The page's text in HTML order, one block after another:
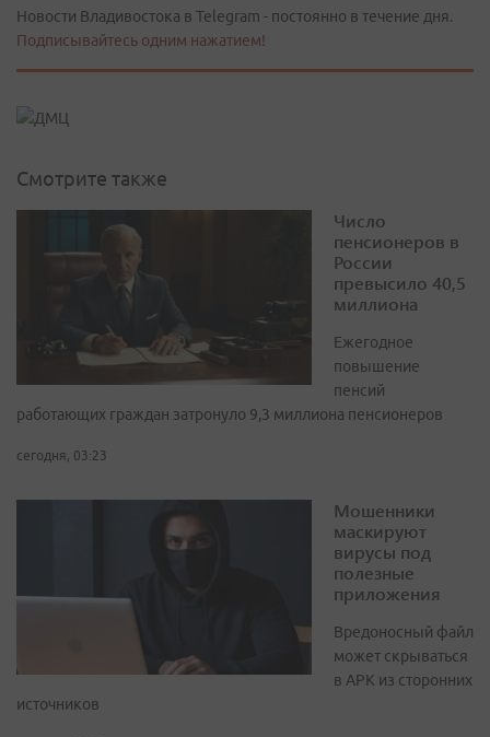
Новости Владивостока в Telegram - постоянно в течение дня.
Подписывайтесь одним нажатием!
Смотрите также
Число
пенсионеров в
России
превысило 40,5
миллиона
Ежегодное
повышение
пенсий
работающих граждан затронуло 9,3 миллиона пенсионеров
сегодня, 03:23
Мошенники
маскируют
вирусы под
полезные
приложения
Вредоносный файл
может скрываться
в APK из сторонних
источников